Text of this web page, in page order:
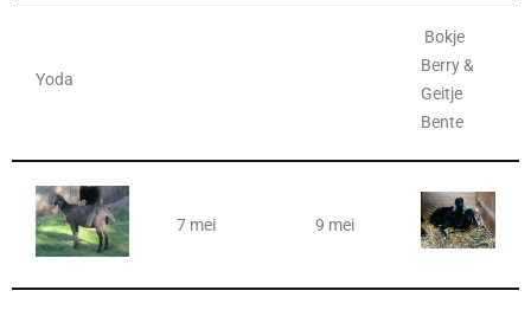
Yoda
Bokje
Berry &
Geitje
Bente
7 mei 9 mei